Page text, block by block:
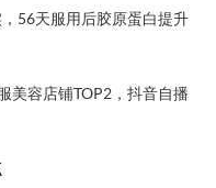
56天服用后胶原蛋白提升
美容店铺TOP2，抖音自播